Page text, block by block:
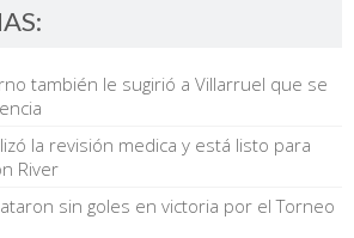
también le sugirió a Villarruel que se
la revisión medica y está listo para
River
sin goles en victoria por el Torneo